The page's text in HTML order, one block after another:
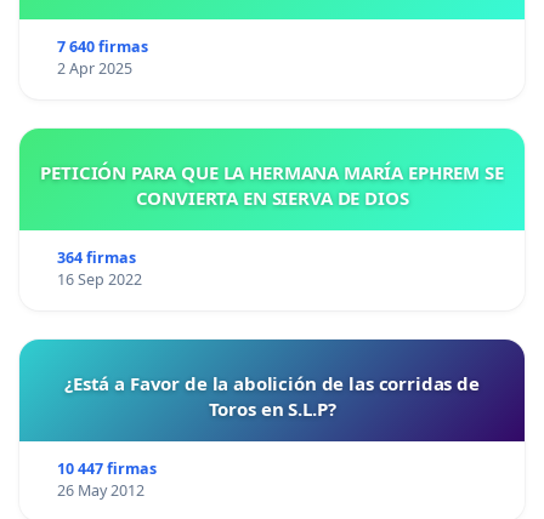
7 640 firmas
2 Apr 2025
PETICIÓN PARA QUE LA HERMANA MARÍA EPHREM SE
CONVIERTA EN SIERVA DE DIOS
364 firmas
16 Sep 2022
¿Está a Favor de la abolición de las corridas de
Toros en S.L.P?
10 447 firmas
26 May 2012